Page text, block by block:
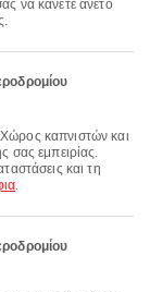
να κάνετε άνετο
σας εμπειρίας.
και τη
.